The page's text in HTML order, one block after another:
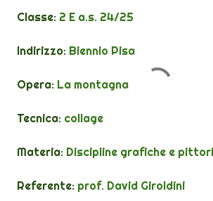
Classe: 2 E a.s. 24/25
Indirizzo: Biennio Pisa
Opera: La montagna
Tecnica: collage
Materia: Discipline grafiche e
Referente: prof. David Giroldini